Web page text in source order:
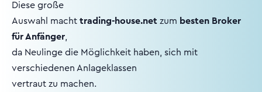
Diese große
Auswahl macht trading-house.net zum besten Broker
für Anfänger,
da Neulinge die Möglichkeit haben, sich mit
verschiedenen Anlageklassen
vertraut zu machen.